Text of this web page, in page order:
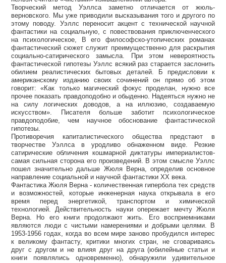
Творческий метод Уэллса заметно отличается от жюль-
верновского. Мы уже приводили высказывания того и другого по
этому поводу. Уэллс переносит акцент с технической научной
фантастики на социальную, с повествования приключенческого
на психологическое, В его философско-утопических романах
фантастический сюжет служит преимущественно для раскрытия
социально-сатирического замысла. При этом невероятность
фантастической гипотезы Уэллс всякий раз старается заслонить
обилием реалистических бытовых деталей. Б предисловии к
американскому изданию своих сочинений он прямо об этом
говорит: «Как только магический фокус проделан, нужно все
прочее показать правдоподобно и обыденно. Надеяться нужно не
на силу логических доводов, а на иллюзию, создаваемую
искусством». Писателя больше заботит психологическое
правдоподобие, чем научное обоснование фантастической
гипотезы.
Противоречия капиталистического общества предстают в
творчестве Уэллса в уродливо обнаженном виде. Резкие
сатирические обличения кошмарной диктатуры империалистов-
самая сильная сторона его произведений. В этом смысле Уэллс
пошел значительно дальше Жюля Верна, определив основное
направление социальной и научной фантастики XX века.
Фантастика Жюля Верна - количественная гипербола тех средств
и возможностей, которые инженерная наука открывала в его
время перед энергетикой, транспортом и химической
технологией. Действительность науки опережает мечту Жюля
Верна. Но его книги продолжают жить. Его восприемниками
являются люди с чистыми намерениями и добрыми целями. В
1953-1956 годах, когда во всем мире заново пробудился интерес
к великому фантасту, критики многих стран, не сговариваясь
друг с другом и не влияя друг на друга (юбилейные статьи и
книги появлялись одновременно), обнаружили удивительное